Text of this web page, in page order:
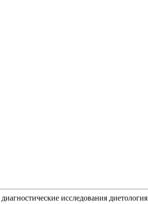
диагностические исследования диетология